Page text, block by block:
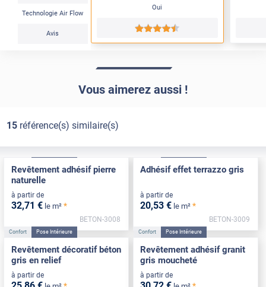
Technologie Air Flow
Avis
Oui
*****
Vous aimerez aussi !
15référence(s) similaire(s)
Revêtement adhésif pierre
naturelle
à partir de
32,71 € le m² *
BETON-3008
Adhésif effet terrazzo gris
à partir de
20,53 € le m² *
BETON-3009
Confort Pose Intérieure
Revêtement décoratif béton
gris en relief
à partir de
Confort Pose Intérieure
Revêtement adhésif granit
gris moucheté
à partir de